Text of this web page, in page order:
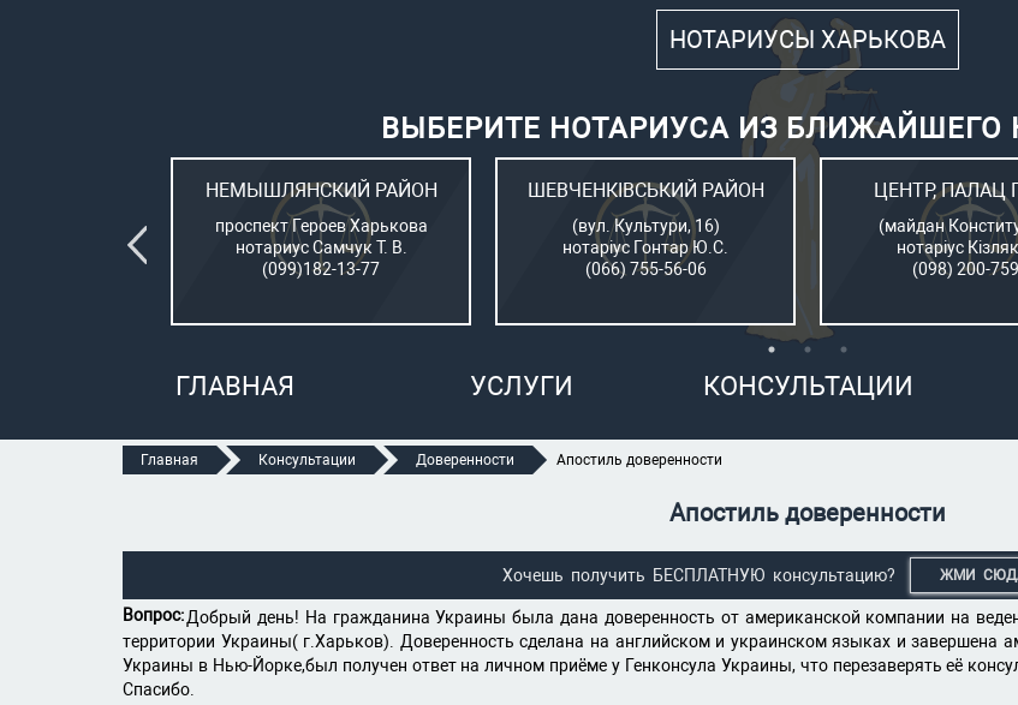
НОТАРИУСЫ ХАРЬКОВА
ВЫБЕРИТЕ НОТАРИУСА ИЗ БЛИЖАЙШЕГО
НЕМЫШЛЯНСКИЙ РАЙОН
проспект Героев Харькова
нотариус Самчук Т. В.
(099)182-13-77
ШЕВЧЕНКІВСЬКИЙ РАЙОН
(вул. Культури, 16)
нотаріус Гонтар Ю.С.
(066) 755-56-06
ЦЕНТР, ПАЛАЦ
(майдан
нотаріус Кізляк
(098) 200-
ГЛАВНАЯ УСЛУГИ КОНСУЛЬТАЦИИ
Главная Консультации Доверенности Апостиль доверенности
Апостиль доверенности
Хочешь получить БЕСПЛАТНУЮ консультацию? ЖМИ
Вопрос:Добрый день! На гражданина Украины была дана доверенность от американской компании на
территории Украины( г.Харьков). Доверенность сделана на английском и украинском языках и завершена
Украины в Нью-Йорке,был получен ответ на личном приёме у Генконсула Украины, что перезаверять её
Спасибо.